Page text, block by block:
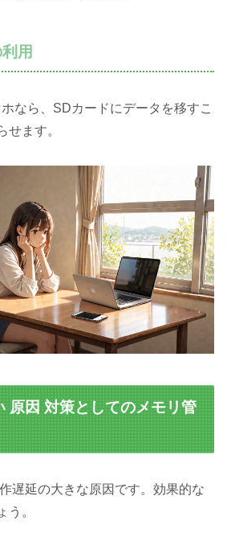
用
なら、SDカードにデータを移すこ
せます。
原因 対策としてのメモリ管
遅延の大きな原因です。効果的な
う。